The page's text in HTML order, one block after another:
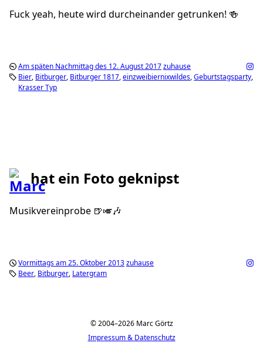
Fuck yeah, heute wird durcheinander getrunken! 🍻
Am späten Nachmittag des 12. August 2017zuhause
Bier Bitburger Bitburger 1817 einzweibiernixwildes Geburtstagsparty
Krasser Typ
hat ein Foto geknipst
Musikvereinprobe 🍺🎺🎶
Vormittags am 25. Oktober 2013zuhause
Beer Bitburger Latergram
© 2004–2026 Marc Görtz
Impressum & Datenschutz